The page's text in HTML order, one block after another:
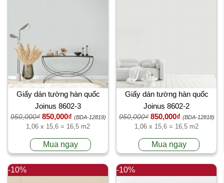
Giấy dán tường hàn quốc
Joinus 8602-3
950,000₫ 850,000₫ (BDA-12819)
1,06 x 15,6 = 16,5 m2
Mua ngay
Giấy dán tường hàn quốc
Joinus 8602-2
950,000₫ 850,000₫ (BDA-12818)
1,06 x 15,6 = 16,5 m2
Mua ngay
-10% -10%